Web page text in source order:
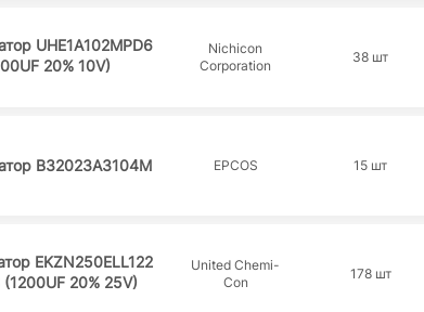
UHE1A102MPD6
20% 10V)
Nichicon
Corporation
38 шт
B32023A3104M EPCOS 15 шт
EKZN250ELL122
20% 25V)
United Chemi-
Con
178 шт